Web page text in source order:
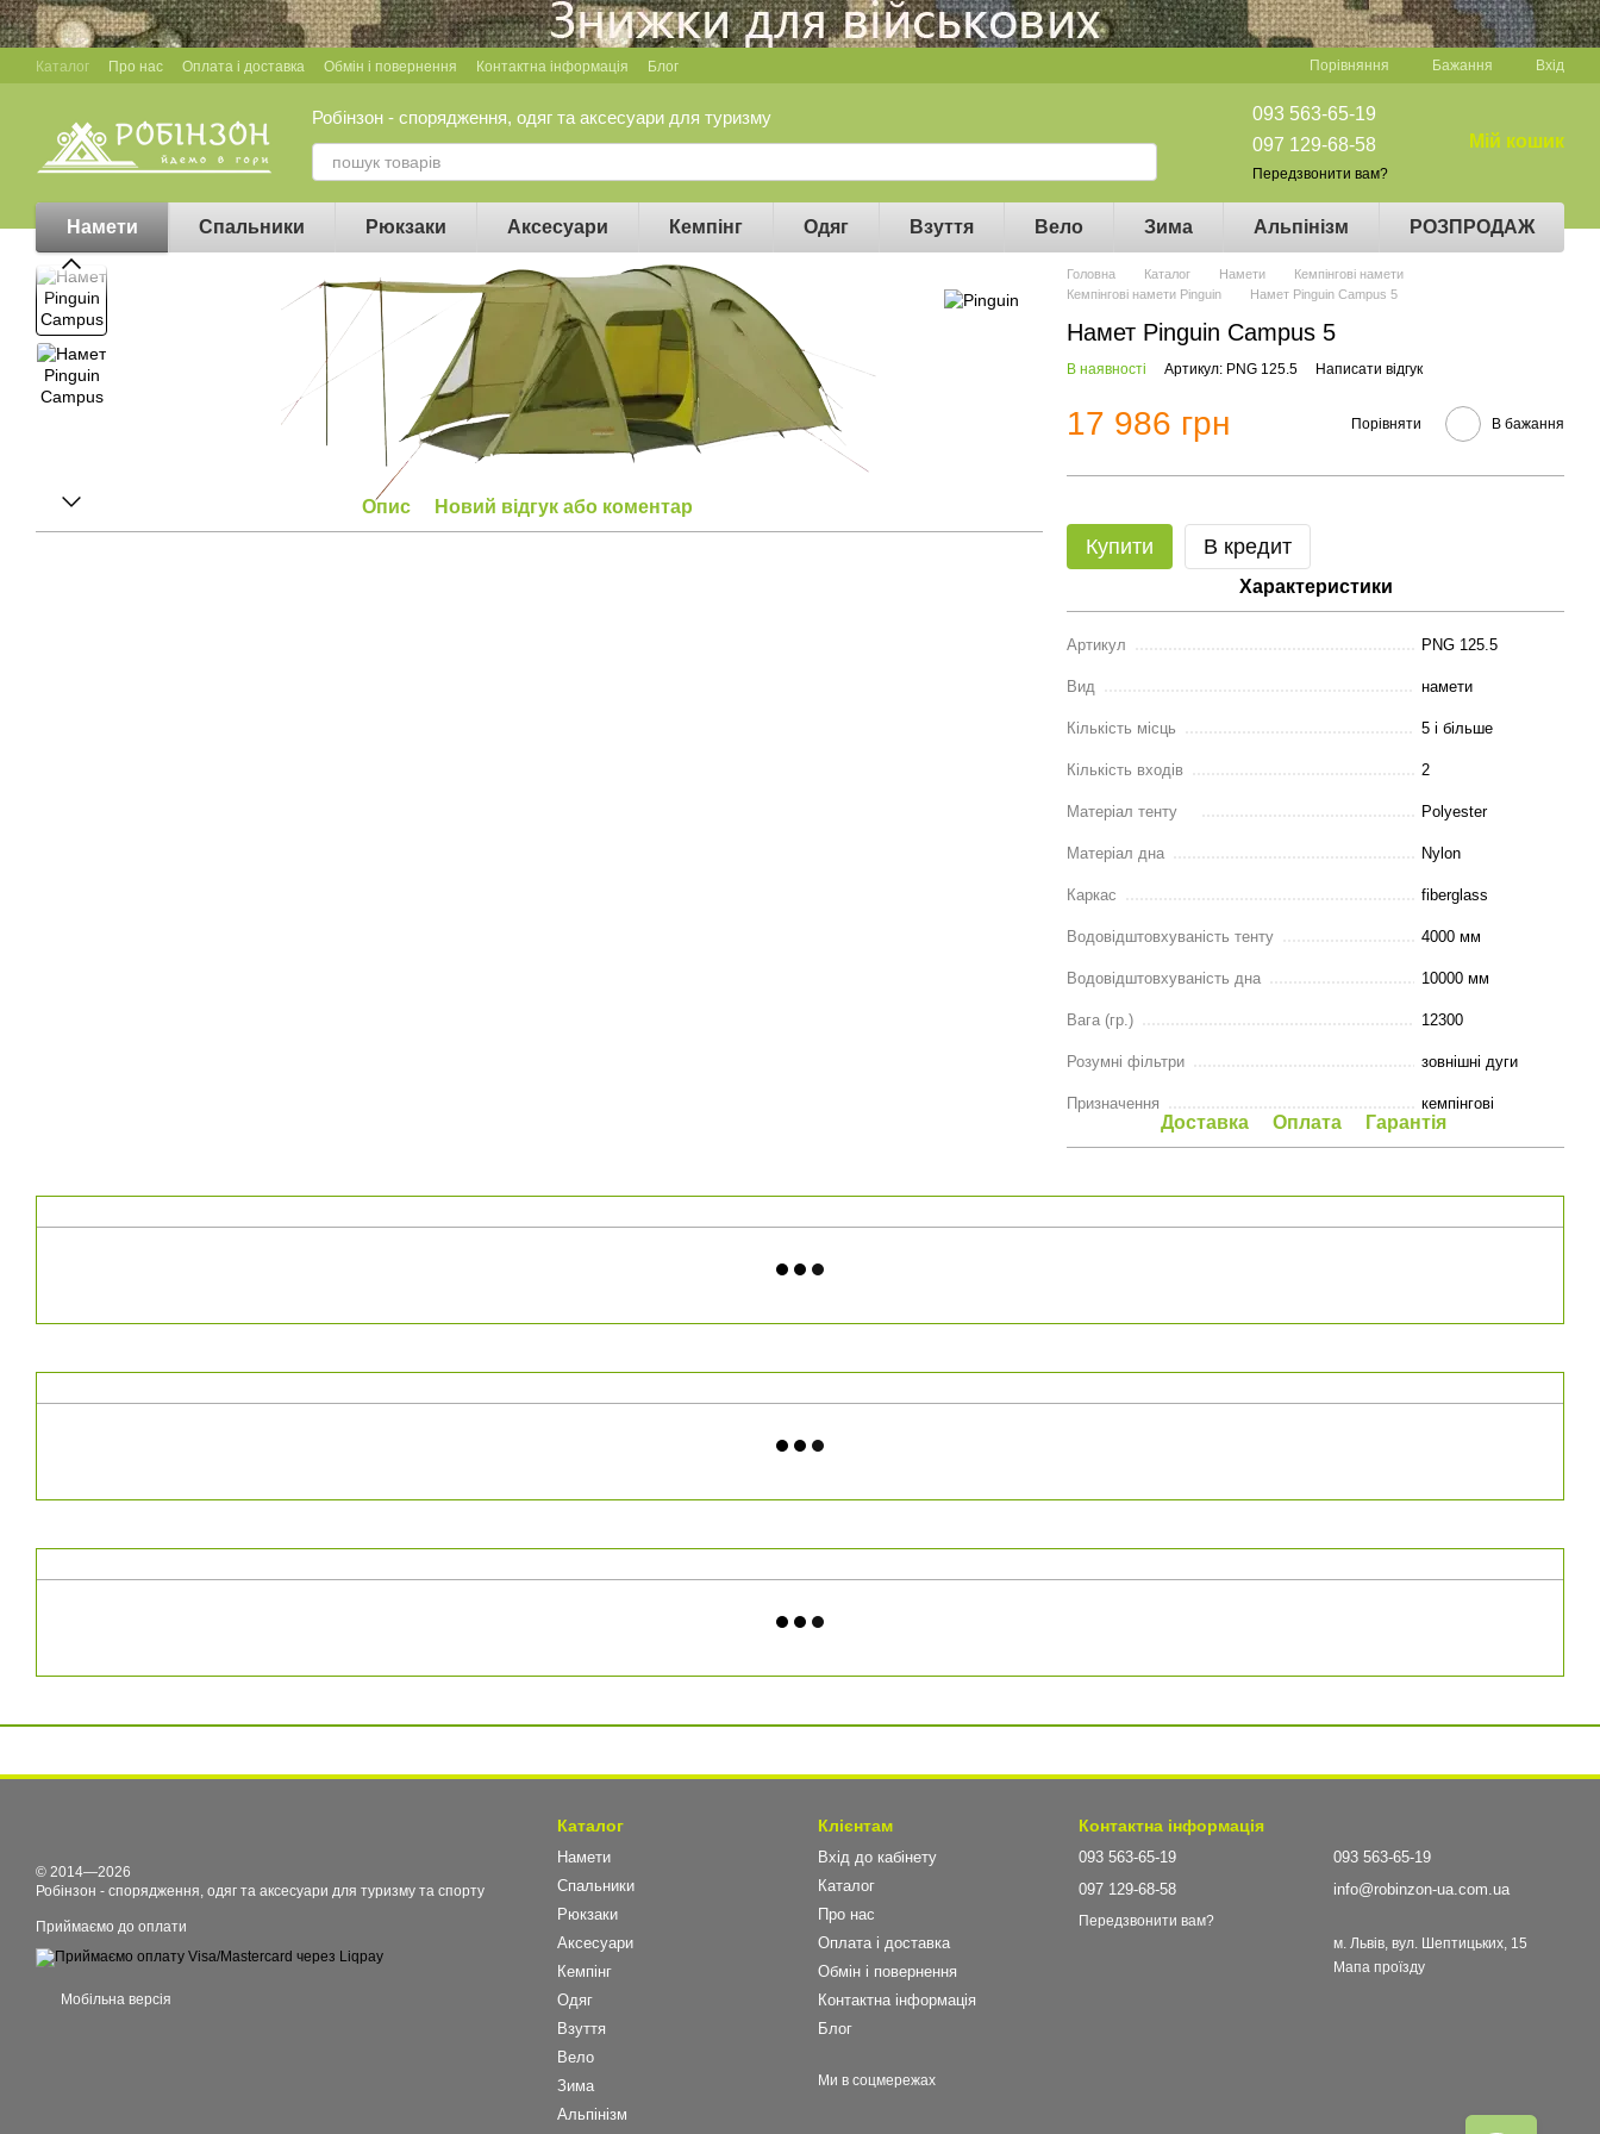
Перейти до основного контенту
Каталог Про нас Оплата і доставка Обмін і повернення Контактна інформація Блог Порівняння Бажання Вхід
Робінзон - спорядження, одяг та аксесуари для туризму
093 563-65-19
097 129-68-58
Передзвонити вам?
Мій кошик
Намети Спальники Рюкзаки Аксесуари Кемпінг Одяг Взуття Вело Зима Альпінізм РОЗПРОДАЖ
Опис Новий відгук або коментар
Головна Каталог Намети
Кемпінгові намети
Кемпінгові намети Pinguin
Намет Pinguin Campus 5
Намет Pinguin Campus 5
В наявності Артикул: PNG 125.5 Написати відгук
17 986 грн Порівняти В бажання
Купити В кредит
Характеристики
Артикул PNG 125.5
Вид намети
Кількість місць 5 і більше
Кількість входів 2
Матеріал тенту Polyester
Матеріал дна Nylon
Каркас fiberglass
Водовідштовхуваність тенту 4000 мм
Водовідштовхуваність дна 10000 мм
Вага (гр.) 12300
Розумні фільтри зовнішні дуги
Призначення кемпінгові
Доставка Оплата Гарантія
© 2014—2026
Робінзон - спорядження, одяг та аксесуари для туризму та спорту
Приймаємо до оплати
Мобільна версія
Каталог
Намети
Спальники
Рюкзаки
Аксесуари
Кемпінг
Одяг
Взуття
Вело
Зима
Альпінізм
Клієнтам
Вхід до кабінету
Каталог
Про нас
Оплата і доставка
Обмін і повернення
Контактна інформація
Блог
Ми в соцмережах
Контактна інформація
093 563-65-19
097 129-68-58
Передзвонити вам?
093 563-65-19
info@robinzon-ua.com.ua
м. Львів, вул. Шептицьких, 15
Мапа проїзду